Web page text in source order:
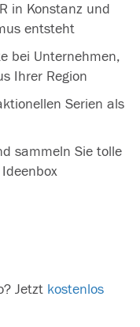
in Konstanz und
entsteht
bei Unternehmen,
Ihrer Region
Serien als
sammeln Sie tolle
Jetzt kostenlos